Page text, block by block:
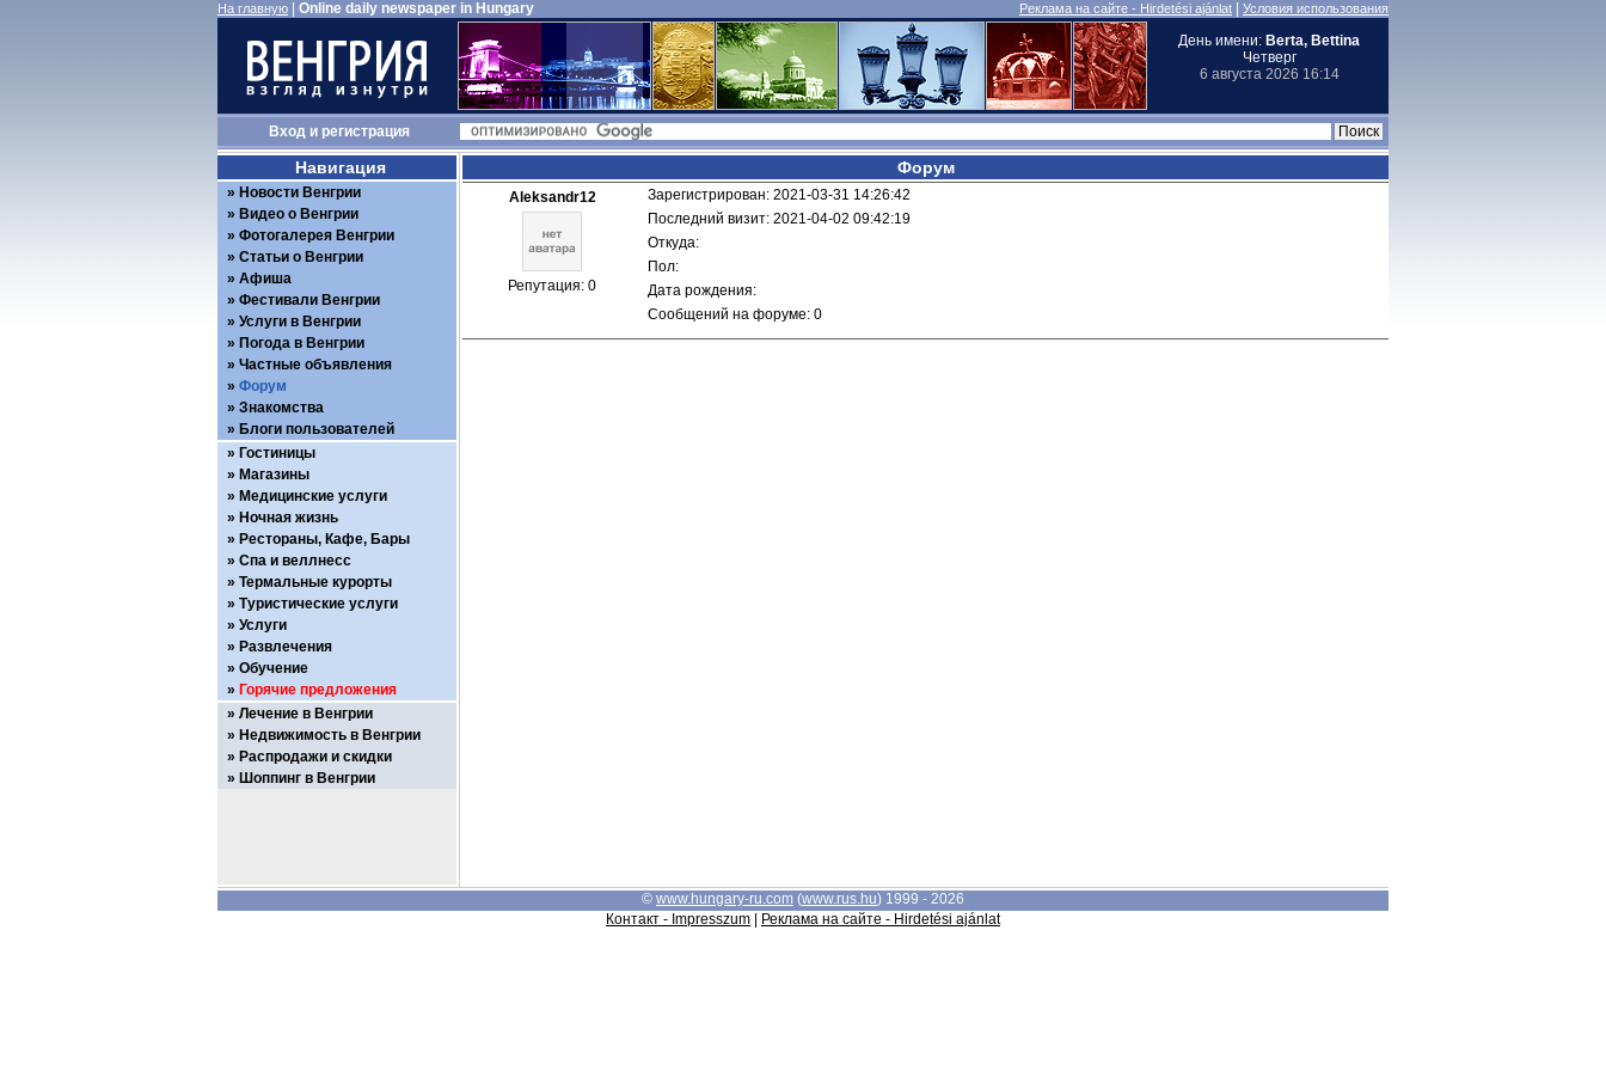
На главную Online daily newspaper in Hungary Реклама на сайте - Hirdetési ajánlat Условия использования
День имени: Berta, Bettina
Четверг
6 августа 2026 16:14
Входи регистрация
Форум
Aleksandr12
Репутация: 0
Зарегистрирован: 2021-03-31 14:26:42
Последний визит: 2021-04-02 09:42:19
Откуда:
Пол:
Дата рождения:
Сообщений на форуме: 0
Навигация
Новости Венгрии
Видео о Венгрии
Фотогалерея Венгрии
Статьи о Венгрии
Афиша
Фестивали Венгрии
Услуги в Венгрии
Погода в Венгрии
Частные объявления
Форум
Знакомства
Блоги пользователей
Гостиницы
Магазины
Медицинские услуги
Ночная жизнь
Рестораны, Кафе, Бары
Спа и веллнесс
Термальные курорты
Туристические услуги
Услуги
Развлечения
Обучение
Горячие предложения
Лечение в Венгрии
Недвижимость в Венгрии
Распродажи и скидки
Шоппинг в Венгрии
© www.hungary-ru.com (www.rus.hu) 1999 - 2026
Контакт - Impresszum
Реклама на сайте - Hirdetési ajánlat